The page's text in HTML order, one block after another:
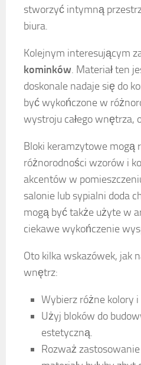
stworzyć intymną
biura.
Kolejnym interesującym
kominków. Materiał ten
doskonale nadaje się do
być wykończone w
wystroju całego wnętrza,
Bloki keramzytowe
różnorodności wzorów i
akcentów w
salonie lub sypialni doda
mogą być także użyte w
ciekawe wykończenie
Oto kilka wskazówek, jak
wnętrz:
Wybierz różne kolory
Użyj bloków do
estetyczną.
Rozważ